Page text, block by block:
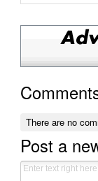
There are no
Post a